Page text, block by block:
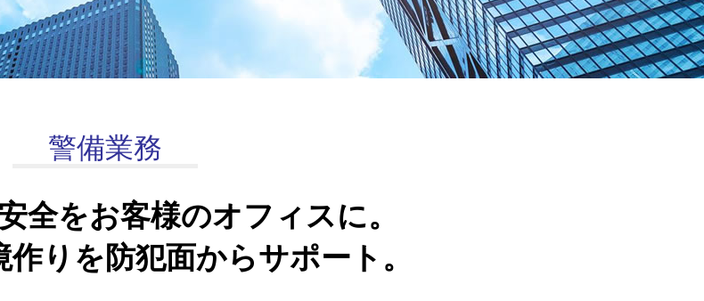
警備業務
全をお客様のオフィスに。
りを防犯面からサポート。